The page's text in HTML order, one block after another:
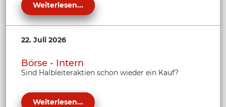
Weiterlesen...
22. Juli 2026
Börse - Intern
Sind Halbleiteraktien schon wieder ein Kauf?
Weiterlesen...